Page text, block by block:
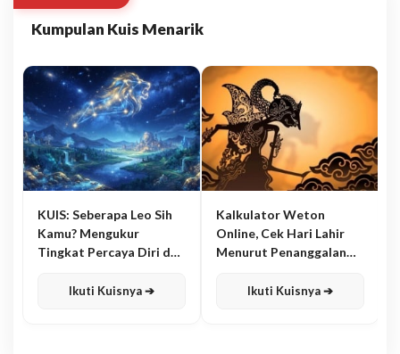
Kumpulan Kuis Menarik
KUIS: Seberapa Leo Sih
Kamu? Mengukur
Tingkat Percaya Diri dan
Ikuti Kuisnya ➔
Kalkulator Weton
Online, Cek Hari Lahir
Menurut Penanggalan
Ikuti Kuisnya ➔